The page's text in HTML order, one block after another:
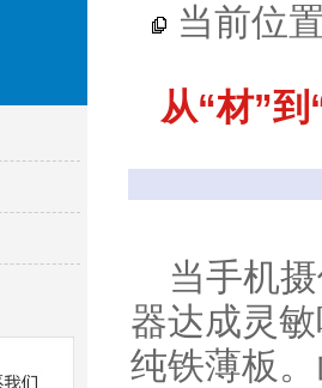
当前位
从“材”
当手机
器达成灵
纯铁薄板